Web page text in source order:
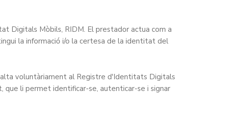
Digitals Mòbils, RIDM. El prestador actua com a
la informació i/o la certesa de la identitat del
voluntàriament al Registre d'Identitats Digitals
li permet identificar-se, autenticar-se i signar